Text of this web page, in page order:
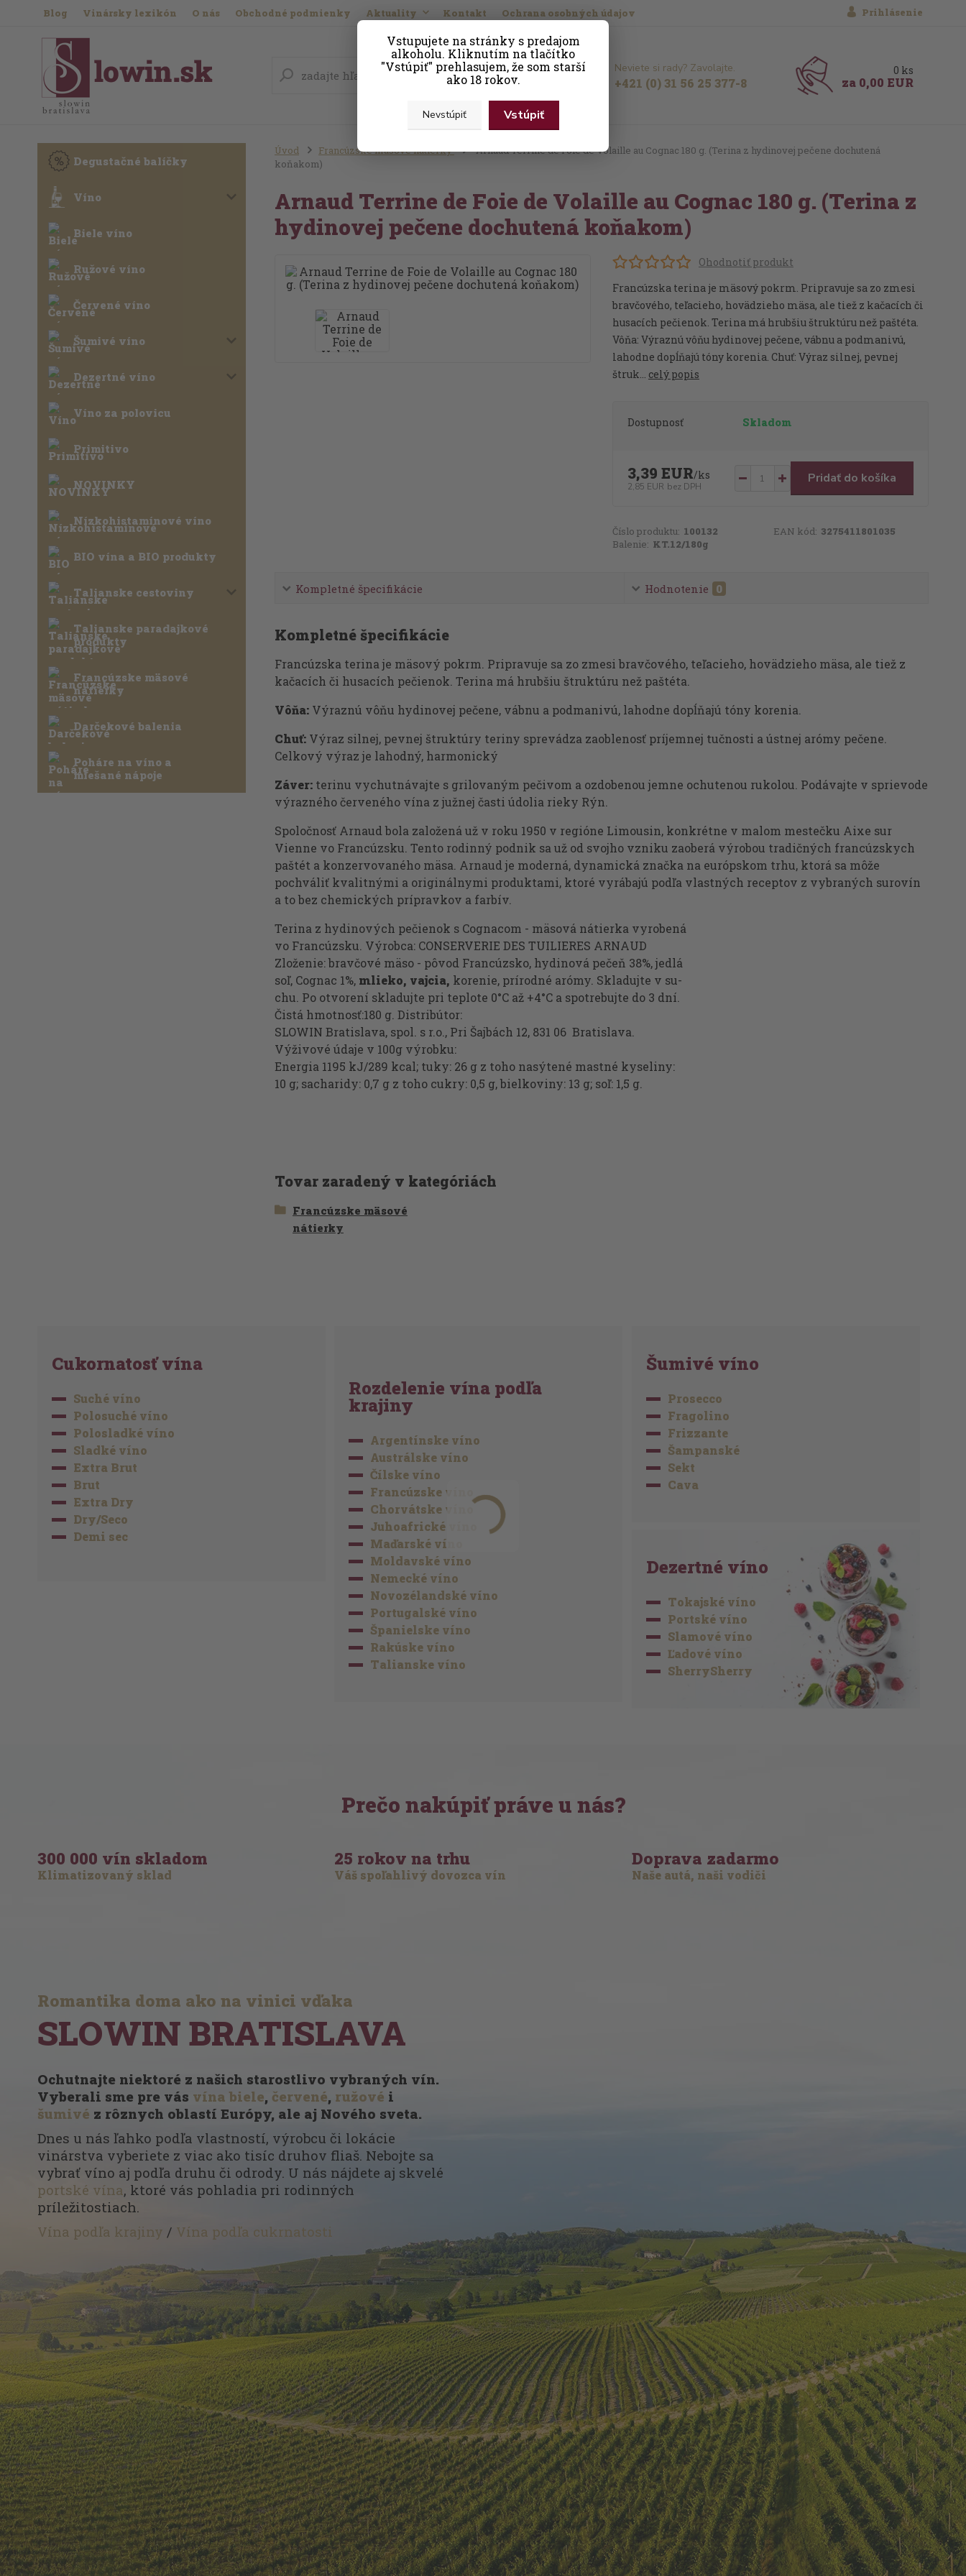
Vstupujete na stránky s predajom
alkoholu. Kliknutím na tlačítko
"Vstúpiť" prehlasujem, že som starší
ako 18 rokov.
Nevstúpiť Vstúpiť
Blog Vinársky lexikón O nás Obchodné podmienky Aktuality Kontakt Ochrana osobných údajov Prihlásenie
Hľadať Neviete si rady? Zavolajte.
+421 (0) 31 56 25 377-8
0 ks
za0,00 EUR
Degustačné balíčky
Víno
Biele víno
Ružové víno
Červené víno
Šumivé víno
Dezertné víno
Víno za polovicu
Primitivo
NOVINKY
Nízkohistamínové víno
BIO vína a BIO produkty
Talianske cestoviny
Talianske paradajkové
produkty
Francúzske mäsové
nátierky
Darčekové balenia
Poháre na víno a
miešané nápoje
Úvod Francúzske mäsové nátierky
Arnaud Terrine de Foie de Volaille au Cognac 180 g. (Terina z hydinovej pečene dochutená
koňakom)
Arnaud Terrine de Foie de Volaille au Cognac 180 g. (Terina z
hydinovej pečene dochutená koňakom)
Ohodnotiť produkt
Francúzska terina je mäsový pokrm. Pripravuje sa zo zmesi
bravčového, teľacieho, hovädzieho mäsa, ale tiež z kačacích či
husacích pečienok. Terina má hrubšiu štruktúru než paštéta.
Vôňa: Výraznú vôňu hydinovej pečene, vábnu a podmanivú,
lahodne dopĺňajú tóny korenia. Chuť: Výraz silnej, pevnej
štruk... celý popis
Dostupnosť Skladom
3,39 EUR/ks
2,85 EUR bez DPH
Pridať do košíka
Číslo produktu: 100132 EAN kód: 3275411801035
Balenie: KT.12/180g
Kompletné špecifikácie Hodnotenie 0
Kompletné špecifikácie
Francúzska terina je mäsový pokrm. Pripravuje sa zo zmesi bravčového, teľacieho, hovädzieho mäsa, ale tiež z
kačacích či husacích pečienok. Terina má hrubšiu štruktúru než paštéta.
Vôňa:Výraznú vôňu hydinovej pečene, vábnu a podmanivú, lahodne dopĺňajú tóny korenia.
Chuť:Výraz silnej, pevnej štruktúry teriny sprevádza zaoblenosť príjemnej tučnosti a ústnej arómy pečene.
Celkový výraz je lahodný, harmonický
Záver:terinu vychutnávajte s grilovaným pečivom a ozdobenou jemne ochutenou rukolou. Podávajte v sprievode
výrazného červeného vína z južnej časti údolia rieky Rýn.
Spoločnosť Arnaud bola založená už v roku 1950 v regióne Limousin, konkrétne v malom mestečku Aixe sur
Vienne vo Francúzsku. Tento rodinný podnik sa už od svojho vzniku zaoberá výrobou tradičných francúzskych
paštét a konzervovaného mäsa. Arnaud je moderná, dynamická značka na európskom trhu, ktorá sa môže
pochváliť kvalitnými a originálnymi produktami, ktoré vyrábajú podľa vlastných receptov z vybraných surovín
a to bez chemických prípravkov a farbív.
Terina z hydinových pečienok s Cognacom - mäsová nátierka vyrobená
vo Francúzsku. Výrobca: CONSERVERIE DES TUILIERES ARNAUD
Zloženie: bravčové mäso - pôvod Francúzsko, hydinová pečeň 38%, jedlá
soľ, Cognac 1%, mlieko, vajcia, korenie, prírodné arómy. Skladujte v su-
chu. Po otvorení skladujte pri teplote 0°C až +4°C a spotrebujte do 3 dní.
Čistá hmotnosť:180 g. Distribútor:
SLOWIN Bratislava, spol. s r.o., Pri Šajbách 12, 831 06 Bratislava.
Výživové údaje v 100g výrobku:
Energia 1195 kJ/289 kcal; tuky: 26 g z toho nasýtené mastné kyseliny:
10 g; sacharidy: 0,7 g z toho cukry: 0,5 g, bielkoviny: 13 g; soľ: 1,5 g.
Tovar zaradený v kategóriách
Francúzske mäsové
nátierky
Cukornatosť vína
Suché víno
Polosuché víno
Polosladké víno
Sladké víno
Extra Brut
Brut
Extra Dry
Dry/Seco
Demi sec
Rozdelenie vína podľa
krajiny
Argentínske víno
Austrálske víno
Čílske víno
Francúzske víno
Chorvátske víno
Juhoafrické víno
Maďarské víno
Moldavské víno
Nemecké víno
Novozélandské víno
Portugalské víno
Španielske víno
Rakúske víno
Talianske víno
Šumivé víno
Prosecco
Fragolino
Frizzante
Šampanské
Sekt
Cava
Dezertné víno
Tokajské víno
Portské víno
Slamové víno
Ľadové víno
SherrySherry
Prečo nakúpiť práve u nás?
300 000 vín skladom
Klimatizovaný sklad
25 rokov na trhu
Váš spoľahlivý dovozca vín
Doprava zadarmo
Naše autá, naši vodiči
Romantika doma ako na vinici vďaka
SLOWIN BRATISLAVA
Ochutnajte niektoré z našich starostlivo vybraných vín.
Vyberali sme pre vás vína biele, červené, ružové i
šumivé z rôznych oblastí Európy, ale aj Nového sveta.
Dnes u nás ľahko podľa vlastností, výrobcu či lokácie
vinárstva vyberiete z viac ako tisíc druhov fliaš. Nebojte sa
vybrať víno aj podľa druhu či odrody. U nás nájdete aj skvelé
portské vína, ktoré vás pohladia pri rodinných
príležitostiach.
Vína podľa krajiny / Vína podľa cukrnatosti